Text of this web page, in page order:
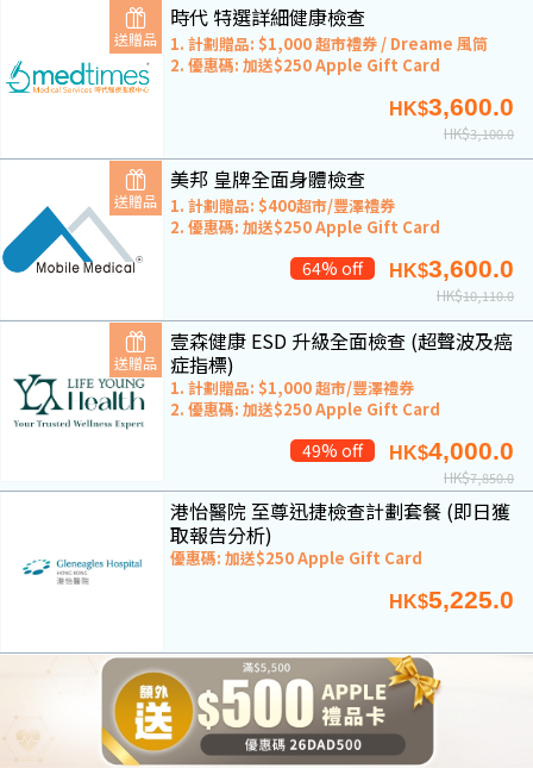
送贈品
時代 特選詳細健康檢查
1. 計劃贈品: $1,000 超市禮券 / Dreame 風筒
2. 優惠碼: 加送$250 Apple Gift Card
HK$3,600.0
HK$3,100.0
送贈品
美邦 皇牌全面身體檢查
1. 計劃贈品: $400超市/豐澤禮券
2. 優惠碼: 加送$250 Apple Gift Card
64% off HK$3,600.0
HK$10,110.0
送贈品
壹森健康 ESD 升級全面檢查 (超聲波及癌
症指標)
1. 計劃贈品: $1,000 超市/豐澤禮券
2. 優惠碼: 加送$250 Apple Gift Card
49% off HK$4,000.0
HK$7,850.0
港怡醫院 至尊迅捷檢查計劃套餐 (即日獲
取報告分析)
優惠碼: 加送$250 Apple Gift Card
HK$5,225.0